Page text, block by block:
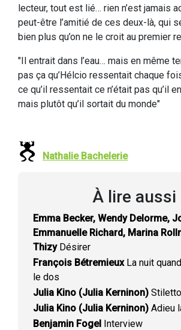
lecteur, tout est lié… rien n’est jamais
peut-être l’amitié de ces deux-là, qui
bien plus qu’on ne le croit au premier
"Il entrait dans l’eau… mais en même
pas ça qu’Hélcio ressentait chaque
ce qu’il ressentait ce n’était pas qu’il
mais plutôt qu’il sortait du monde"
Nathalie Bachelerie
À lire aussi
Emma Becker, Wendy Delorme,
Emmanuelle Richard, Marina
ThizyDésirer
François BétremieuxLa nuit
le dos
Julia Kino (Julia Kerninon) Stiletto
Julia Kino (Julia Kerninon) Adieu
Benjamin Fogel Interview